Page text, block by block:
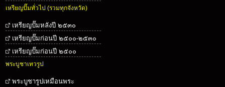
เหรียญปั๊มทั่วไป (รวมทุกจังหวัด)
เหรียญปั๊มหลังปี ๒๕๓๐
เหรียญปั๊มก่อนปี ๒๕๐๐-๒๕๓๐
เหรียญปั๊มก่อนปี ๒๕๐๐
พระบูชาเทวรูป
พระบูชารูปเหมือนพระ